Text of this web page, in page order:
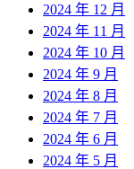
2024 年 12 月
2024 年 11 月
2024 年 10 月
2024 年 9 月
2024 年 8 月
2024 年 7 月
2024 年 6 月
2024 年 5 月